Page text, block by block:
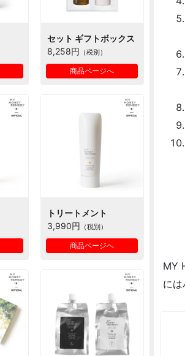
セット ギフトボックス
8,258円 （税別）
商品ページへ
トリートメント
3,990円 （税別）
商品ページへ
MY
に